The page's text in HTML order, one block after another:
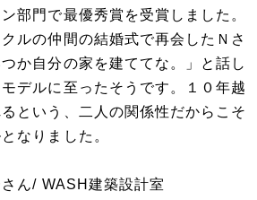
部門で最優秀賞を受賞しました。
ルの仲間の結婚式で再会したＮさ
か自分の家を建ててな。」と話し
デルに至ったそうです。１０年越
という、二人の関係性だからこそ
なりました。
ん/ WASH建築設計室